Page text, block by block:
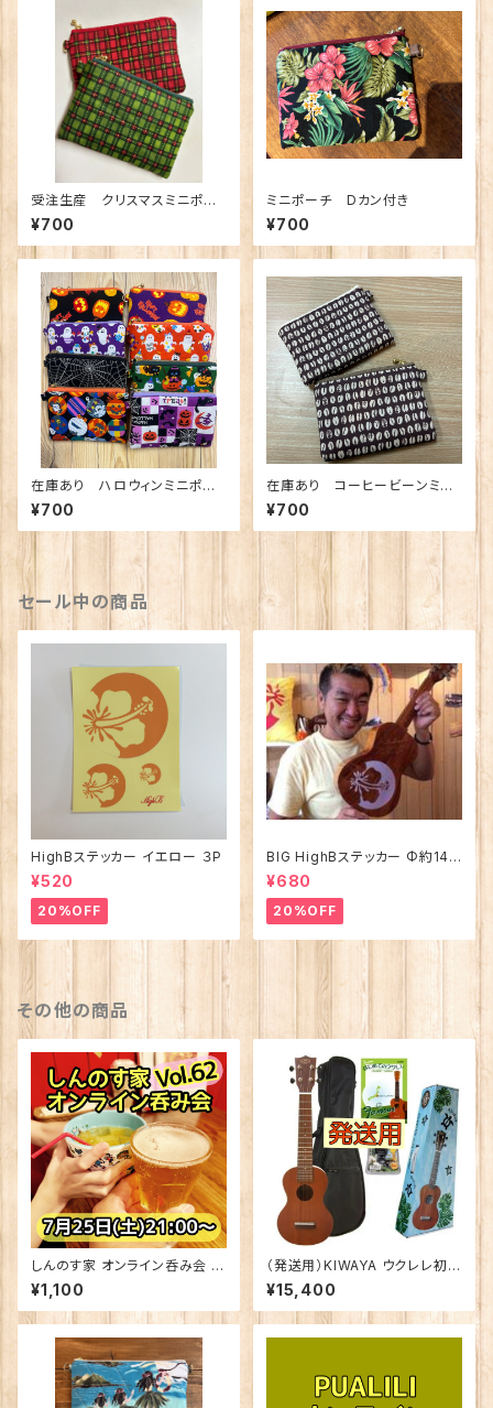
受注生産 クリスマスミニポー
チ Dカン付き
¥700
ミニポーチ Dカン付き
¥700
在庫あり ハロウィンミニポー
チ Dカン付き
¥700
在庫あり コーヒービーンミニ
ポーチ Dカン付き
¥700
セール中の商品
HighBステッカー イエロー ３P
¥520
20%OFF
BIG HighBステッカー Φ約14c
m
¥680
20%OFF
その他の商品
しんのす家 オンライン呑み会 V
ol.62 2026年7月25日(土) 21:
00〜
¥1,100
（発送用）KIWAYA ウクレレ初心
者セット KSU-１
¥15,400